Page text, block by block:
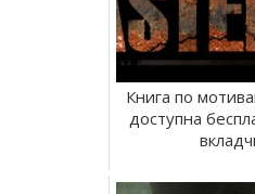
Книга по
доступна